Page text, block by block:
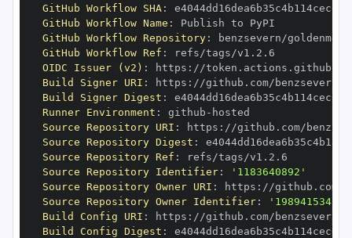
GitHub Workflow SHA:
GitHub Workflow Name :
GitHub Workflow Repository:
GitHub Workflow Ref :
OIDC Issuer (v2) : https :
Build Signer URI : https :
Build Signer Digest :
Runner Environment : github -
Source Repository URI : https :
Source Repository Digest :
Source Repository Ref :
Source Repository Identifier:
'1183640892'
Source Repository Owner URI : https :
Source Repository Owner Identifier:
'198941534'
Build Config URI : https :
Build Config Digest :